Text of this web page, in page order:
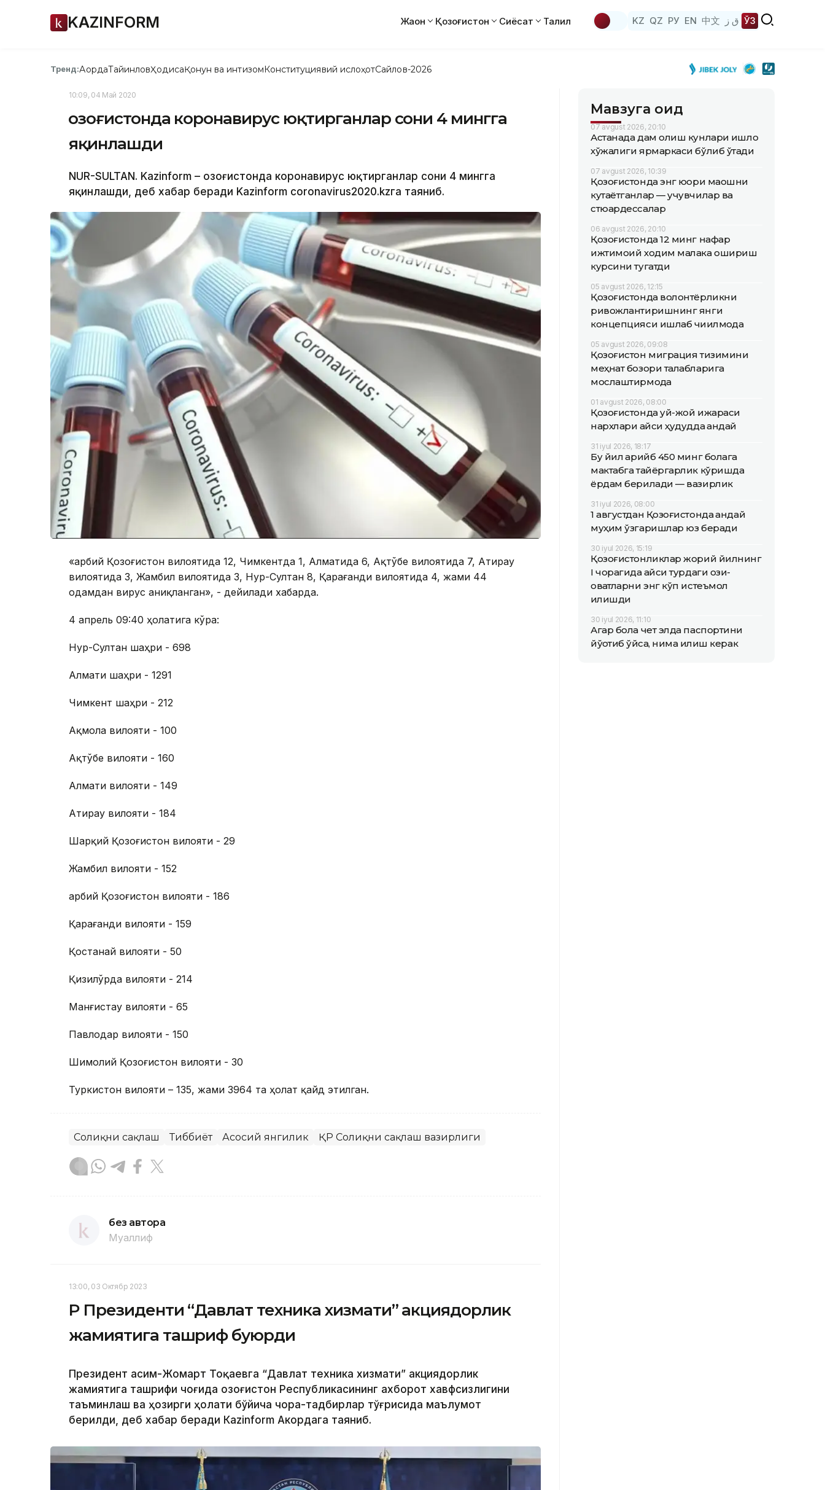
KAZINFORM Жаҳон Қозоғистон Сиёсат Таҳлил KZ QZ РУ EN 中文 ق ز ЎЗ
Тренд:АқордаТайинловҲодисаҚонун ва интизомКонституциявий ислоҳотСайлов-2026
10:09, 04 Май 2020
Қозоғистонда коронавирус юқтирганлар сони 4 мингга
яқинлашди
NUR-SULTAN. Kazinform – Қозоғистонда коронавирус юқтирганлар сони 4 мингга
яқинлашди, деб хабар беради Kazinform coronavirus2020.kzга таяниб.
«Ғарбий Қозоғистон вилоятида 12, Чимкентда 1, Алматида 6, Ақтўбе вилоятида 7, Атирау
вилоятида 3, Жамбил вилоятида 3, Нур-Султан 8, Қарағанди вилоятида 4, жами 44
одамдан вирус аниқланган», - дейилади хабарда.
4 апрель 09:40 ҳолатига кўра:
Нур-Султан шаҳри - 698
Алмати шаҳри - 1291
Чимкент шаҳри - 212
Ақмола вилояти - 100
Ақтўбе вилояти - 160
Алмати вилояти - 149
Атирау вилояти - 184
Шарқий Қозоғистон вилояти - 29
Жамбил вилояти - 152
Ғарбий Қозоғистон вилояти - 186
Қарағанди вилояти - 159
Қостанай вилояти - 50
Қизилўрда вилояти - 214
Манғистау вилояти - 65
Павлодар вилояти - 150
Шимолий Қозоғистон вилояти - 30
Туркистон вилояти – 135, жами 3964 та ҳолат қайд этилган.
Соғлиқни сақлаш Тиббиёт Асосий янгилик ҚР Соғлиқни сақлаш вазирлиги
без автора
Муаллиф
13:00, 03 Октябр 2023
ҚР Президенти “Давлат техника хизмати” акциядорлик
жамиятига ташриф буюрди
Президент Қасим-Жомарт Тоқаевга “Давлат техника хизмати” акциядорлик
жамиятига ташрифи чоғида Қозоғистон Республикасининг ахборот хавфсизлигини
таъминлаш ва ҳозирги ҳолати бўйича чора-тадбирлар тўғрисида маълумот
берилди, деб хабар беради Каzinform Акордага таяниб.
Мавзуга оид
07 avgust 2026, 20:10
Астанада дам олиш кунлари қишлоқ
хўжалиги ярмаркаси бўлиб ўтади
07 avgust 2026, 10:39
Қозоғистонда энг юқори маошни
кутаётганлар — учувчилар ва
стюардессалар
06 avgust 2026, 20:10
Қозоғистонда 12 минг нафар
ижтимоий ходим малака ошириш
курсини тугатди
05 avgust 2026, 12:15
Қозоғистонда волонтёрликни
ривожлантиришнинг янги
концепцияси ишлаб чиқилмоқда
05 avgust 2026, 09:08
Қозоғистон миграция тизимини
меҳнат бозори талабларига
мослаштирмоқда
01 avgust 2026, 08:00
Қозоғистонда уй-жой ижараси
нархлари қайси ҳудудда қандай
31 iyul 2026, 18:17
Бу йил қарийб 450 минг болага
мактабга тайёргарлик кўришда
ёрдам берилади — вазирлик
31 iyul 2026, 08:00
1 августдан Қозоғистонда қандай
муҳим ўзгаришлар юз беради
30 iyul 2026, 15:19
Қозоғистонликлар жорий йилнинг
I чорагида қайси турдаги озиқ-
овқатларни энг кўп истеъмол
қилишди
30 iyul 2026, 11:10
Агар бола чет элда паспортини
йўқотиб қўйса, нима қилиш керак